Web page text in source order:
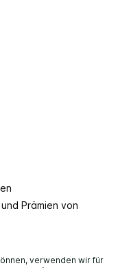
Prämien von
verwenden wir für